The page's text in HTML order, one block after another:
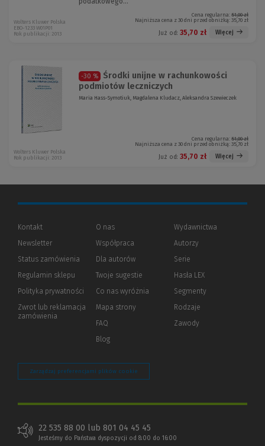
Cena regularna: 51,00 zł
Najniższa cena z 30 dni przed obniżką: 35,70 zł
Już od: 35,70 zł Więcej
Wolters Kluwer Polska
EBO-1233 W01P01
Rok publikacji: 2013
-30 %
Środki unijne w rachunkowości
podmiotów leczniczych
Maria Hass-Symotiuk, Magdalena Kludacz, Aleksandra Szewieczek
Cena regularna: 51,00 zł
Najniższa cena z 30 dni przed obniżką: 35,70 zł
Już od: 35,70 zł Więcej
Wolters Kluwer Polska
Rok publikacji: 2013
Kontakt
Newsletter
Status zamówienia
Regulamin sklepu
Polityka prywatności (Nowe
(Link
innej
Zwrot lub reklamacja
zamówienia
O nas
Współpraca
Dla autorów(Nowe
(Link
innej
strony)
Twoje sugestie
Co nas wyróżnia
Mapa strony
FAQ
Blog
Wydawnictwa
Autorzy
Serie
Hasła LEX
Segmenty
Rodzaje
Zawody
Zarządzaj preferencjami plików cookie
22 535 88 00 lub 801 04 45 45
Jesteśmy do Państwa dyspozycji od 8:00 do 16:00